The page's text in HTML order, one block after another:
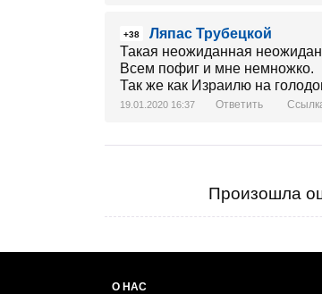
+38
Ляпас Трубецкой
Такая неожиданная
Всем пофиг и мне немножко.
Так же как Израилю на
19.01.2020 16:37 Ответить
Произошла
О НАС